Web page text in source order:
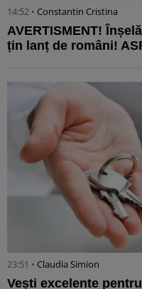
14:52 • Constantin Cristina
AVERTISMENT!
țin lanț de români!
23:51 • Claudia Simion
Vești excelente